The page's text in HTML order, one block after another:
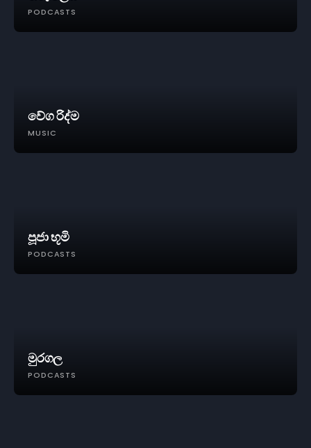
PODCASTS
වේග රිද්ම
MUSIC
පූජා භූමි
PODCASTS
මුරගල
PODCASTS